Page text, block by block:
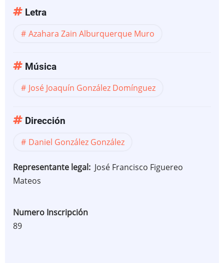
Letra
Azahara Zain Alburquerque Muro
Música
José Joaquín González Domínguez
Dirección
Daniel González González
Representante legal José Francisco Figuereo
Mateos
Numero Inscripción
89